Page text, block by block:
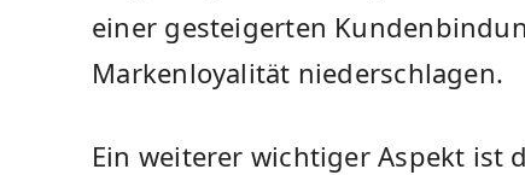
einer gesteigerten
⁤Markenloyalität niederschlagen.
Ein weiterer wichtiger Aspekt ist